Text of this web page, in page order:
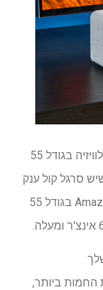
KEF XIO הוא סרגל קול ארוך וכבד. תזדקק לטלוויזיה בגודל 55
סרגל קול ענק
כזה מתחת. בדקתי אותו עם Amazon Ember QLED בגודל 55
החמות ביותר,